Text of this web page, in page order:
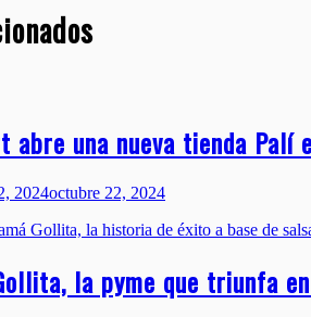
abre una nueva tienda Palí
2024octubre 22, 2024
la pyme que triunfa